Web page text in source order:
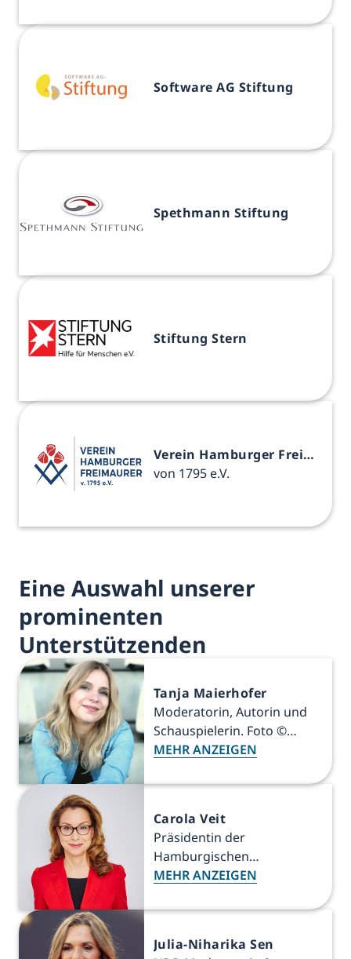
Software AG Stiftung
Spethmann Stiftung
Stiftung Stern
Verein Hamburger Freimaurer
von 1795 e.V.
Eine Auswahl unserer
prominenten
Unterstützenden
Tanja Maierhofer
Moderatorin, Autorin und
Schauspielerin. Foto ©
Claudia Stranghöner
MEHR ANZEIGEN
Carola Veit
Präsidentin der
Hamburgischen
Bürgerschaft (Schirmherrin
Veit, MdHB - Eigenes Werk,
https://commons.wikimedia
MEHR ANZEIGEN
Julia-Niharika Sen